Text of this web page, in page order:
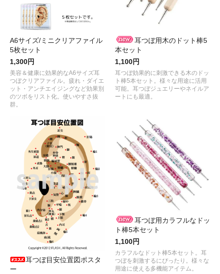
A6サイズ/ミニクリアファイル
5枚セット
1,300円
美容＆健康に効果的なA6サイズ耳
つぼクリアファイル。疲れ・ダイエ
ット・アンチエイジングなど効果別
のツボをリスト化。使いやすさ抜
群。
耳つぼ用木のドット棒5
本セット
1,100円
耳つぼ効果的に刺激できる木のドッ
ト棒5本セット。様々な用途に活用
可能。耳つぼジュエリーやネイルア
ートにも最適。
耳つぼ目安位置図ポスタ
ー
耳つぼ用カラフルなドッ
ト棒5本セット
1,100円
カラフルなドット棒5本セット。耳
つぼを刺激するにぴったり。様々な
用途に使える多機能アイテム。